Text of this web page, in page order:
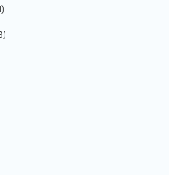
)
)